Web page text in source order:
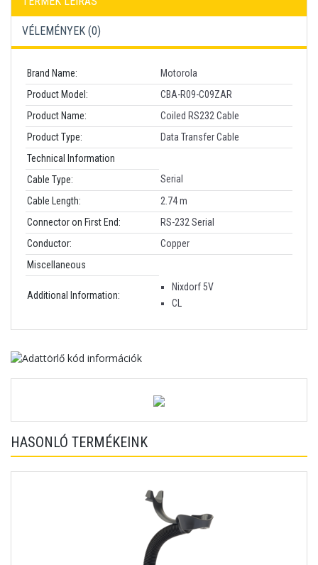
VÉLEMÉNYEK (0)
Brand Name:
Motorola
Product Model:
CBA-R09-C09ZAR
Product Name:
Coiled RS232 Cable
Product Type:
Data Transfer Cable
Technical Information
Cable Type:
Serial
Cable Length:
2.74 m
Connector on First End:
RS-232 Serial
Conductor:
Copper
Miscellaneous
Additional Information:
Nixdorf 5V
CL
HASONLÓ TERMÉKEINK